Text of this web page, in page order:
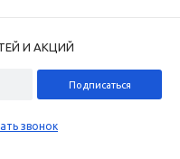
И АКЦИЙ
звонок